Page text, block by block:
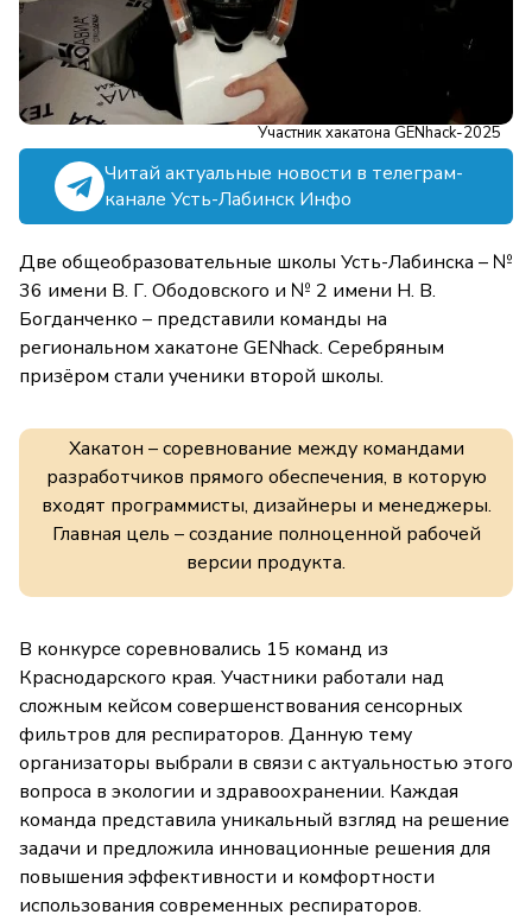
Участник хакатона GENhack-2025
Читай актуальные новости в телеграм-
канале Усть-Лабинск Инфо
Две общеобразовательные школы Усть-Лабинска – №
36 имени В. Г. Ободовского и № 2 имени Н. В.
Богданченко – представили команды на
региональном хакатоне GENhack. Серебряным
призёром стали ученики второй школы.
Хакатон – соревнование между командами
разработчиков прямого обеспечения, в которую
входят программисты, дизайнеры и менеджеры.
Главная цель – создание полноценной рабочей
версии продукта.
В конкурсе соревновались 15 команд из
Краснодарского края. Участники работали над
сложным кейсом совершенствования сенсорных
фильтров для респираторов. Данную тему
организаторы выбрали в связи с актуальностью этого
вопроса в экологии и здравоохранении. Каждая
команда представила уникальный взгляд на решение
задачи и предложила инновационные решения для
повышения эффективности и комфортности
использования современных респираторов.